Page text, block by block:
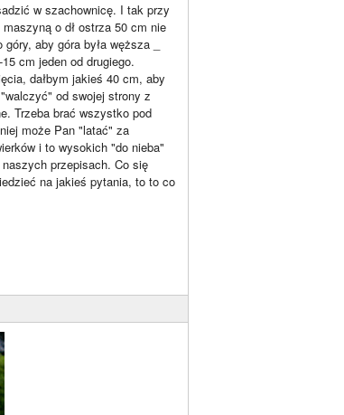
w szachownicę. I tak przy
o dł ostrza 50 cm nie
aby góra była węższa _
cm jeden od drugiego.
dałbym jakieś 40 cm, aby
od swojej strony z
Trzeba brać wszystko pod
może Pan "latać" za
i to wysokich "do nieba"
przepisach. Co się
na jakieś pytania, to to co